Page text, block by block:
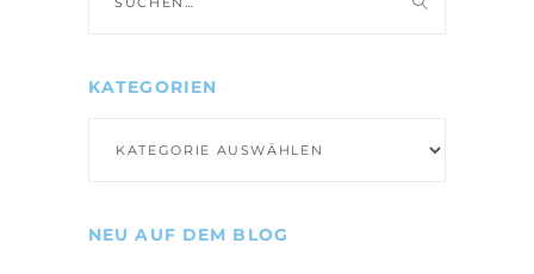
nach:
KATEGORIEN
NEU AUF DEM BLOG